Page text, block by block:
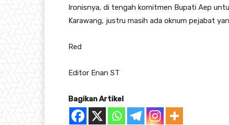
Ironisnya, di tengah komitmen Bupati Aep
Karawang, justru masih ada oknum pejabat
Red
Editor Enan ST
Bagikan Artikel